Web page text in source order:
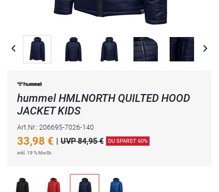
hummel HMLNORTH QUILTED HOOD
JACKET KIDS
Art.Nr.: 206695-7026-140
33,98 € | UVP 84,95 € DU SPARST 60%
inkl. 19 % MwSt.